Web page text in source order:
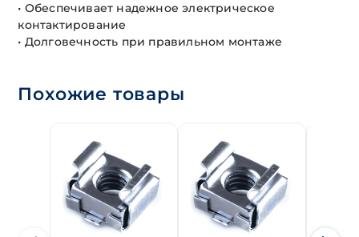
• Обеспечивает надежное электрическое
контактирование
• Долговечность при правильном монтаже
Похожие товары